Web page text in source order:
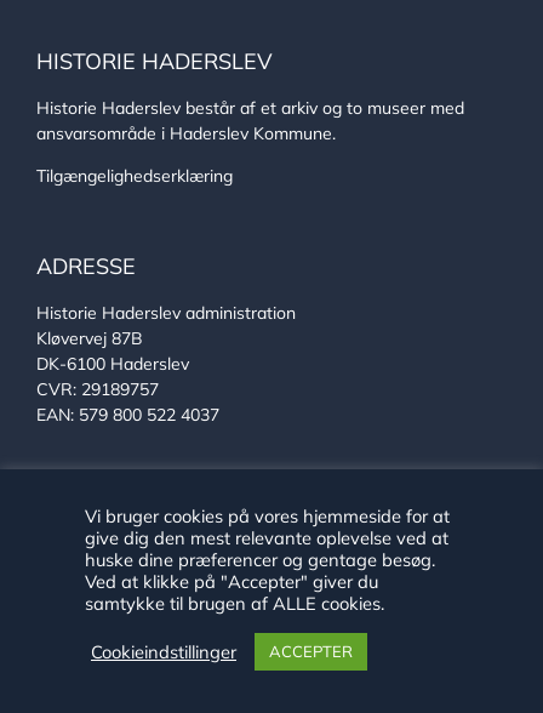
HISTORIE HADERSLEV
Historie Haderslev består af et arkiv og to museer med
ansvarsområde i Haderslev Kommune.
Tilgængelighedserklæring
ADRESSE
Historie Haderslev administration
Kløvervej 87B
DK-6100 Haderslev
CVR: 29189757
EAN: 579 800 522 4037
KONTAKT
Se alle vores medarbejdere
Telefon:+45 24 89 79 29
E-mail:arkiv@haderslev.dk
Find os på Instagram
Vi bruger cookies på vores hjemmeside for at
give dig den mest relevante oplevelse ved at
huske dine præferencer og gentage besøg.
Ved at klikke på "Accepter" giver du
samtykke til brugen af ALLE cookies.
Cookieindstillinger ACCEPTER